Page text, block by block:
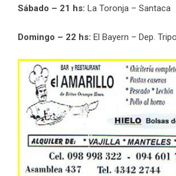
Sábado – 21 hs: La Toronja – Santaca
Domingo – 22 hs: El Bayern – Dep.